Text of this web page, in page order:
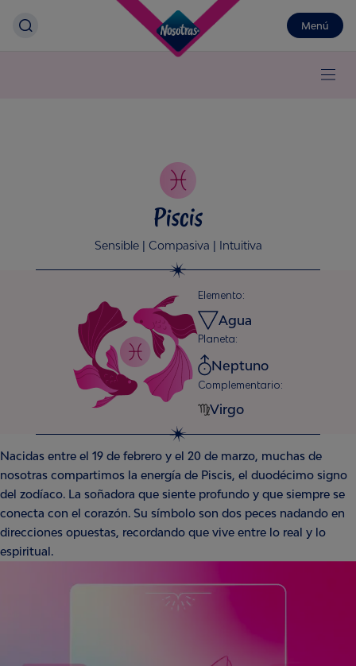
Menú
Piscis
Sensible | Compasiva | Intuitiva
Elemento:
Agua
Planeta:
Neptuno
Complementario:
Virgo
Nacidas entre el 19 de febrero y el 20 de marzo, muchas de
nosotras compartimos la energía de Piscis, el duodécimo signo
del zodíaco. La soñadora que siente profundo y que siempre se
conecta con el corazón. Su símbolo son dos peces nadando en
direcciones opuestas, recordando que vive entre lo real y lo
espiritual.